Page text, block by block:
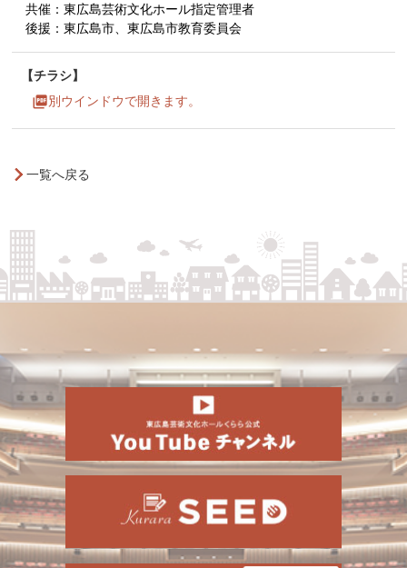
共催：東広島芸術文化ホール指定管理者
後援：東広島市、東広島市教育委員会
チラシ
別ウインドウで開きます。
一覧へ戻る